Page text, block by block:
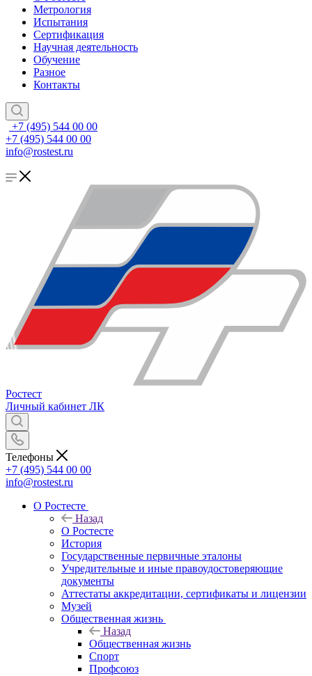
Метрология
Испытания
Сертификация
Научная деятельность
Обучение
Разное
Контакты
+7 (495) 544 00 00
+7 (495) 544 00 00
info@rostest.ru
Ростест
Личный кабинет ЛК
Телефоны
+7 (495) 544 00 00
info@rostest.ru
О Ростесте
Назад
О Ростесте
История
Государственные первичные эталоны
Учредительные и иные правоудостоверяющие
документы
Аттестаты аккредитации, сертификаты и лицензии
Музей
Общественная жизнь
Назад
Общественная жизнь
Спорт
Профсоюз